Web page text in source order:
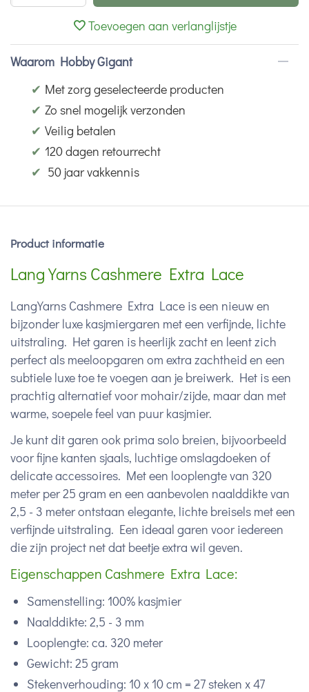
Toevoegen aan verlanglijstje
Waarom Hobby Gigant
✔ Met zorg geselecteerde producten
✔ Zo snel mogelijk verzonden
✔ Veilig betalen
✔ 120 dagen retourrecht
✔ 50 jaar vakkennis
Product informatie
Lang Yarns Cashmere Extra Lace
LangYarns Cashmere Extra Lace is een nieuw en
bijzonder luxe kasjmiergaren met een verfijnde, lichte
uitstraling. Het garen is heerlijk zacht en leent zich
perfect als meeloopgaren om extra zachtheid en een
subtiele luxe toe te voegen aan je breiwerk. Het is een
prachtig alternatief voor mohair/zijde, maar dan met
warme, soepele feel van puur kasjmier.
Je kunt dit garen ook prima solo breien, bijvoorbeeld
voor fijne kanten sjaals, luchtige omslagdoeken of
delicate accessoires. Met een looplengte van 320
meter per 25 gram en een aanbevolen naalddikte van
2,5 - 3 meter ontstaan elegante, lichte breisels met een
verfijnde uitstraling. Een ideaal garen voor iedereen
die zijn project net dat beetje extra wil geven.
Eigenschappen Cashmere Extra Lace:
Samenstelling: 100% kasjmier
Naalddikte: 2,5 - 3 mm
Looplengte: ca. 320 meter
Gewicht: 25 gram
Stekenverhouding: 10 x 10 cm = 27 steken x 47